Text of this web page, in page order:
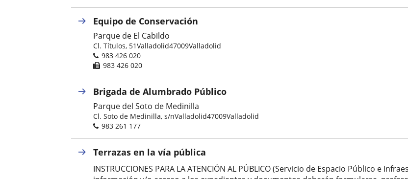
Equipo de Conservación
Parque de El Cabildo
Postal
address
Cl. Títulos, 51Valladolid47009Valladolid
Phones
983 426 020
Fax
983 426 020
Brigada de Alumbrado Público
Parque del Soto de Medinilla
Postal
address
Cl. Soto de Medinilla, s/nValladolid47009Valladolid
Phones
983 261 177
Terrazas en la vía pública
INSTRUCCIONES PARA LA ATENCIÓN AL PÚBLICO (Servicio de Espacio Público e